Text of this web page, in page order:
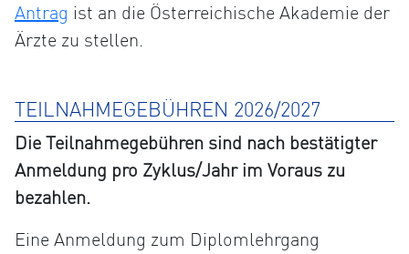
Antrag ist an die Österreichische Akademie der
Ärzte zu stellen.
TEILNAHMEGEBÜHREN 2026/2027
Die Teilnahmegebühren sind nach bestätigter
Anmeldung pro Zyklus/Jahr im Voraus zu
bezahlen.
Eine Anmeldung zum Diplomlehrgang